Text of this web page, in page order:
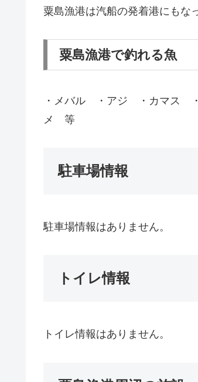
粟島漁港は汽船の発着港にもな
粟島漁港で釣れる魚
・メバル ・アジ ・カマス
メ 等
駐車場情報
駐車場情報はありません。
トイレ情報
トイレ情報はありません。